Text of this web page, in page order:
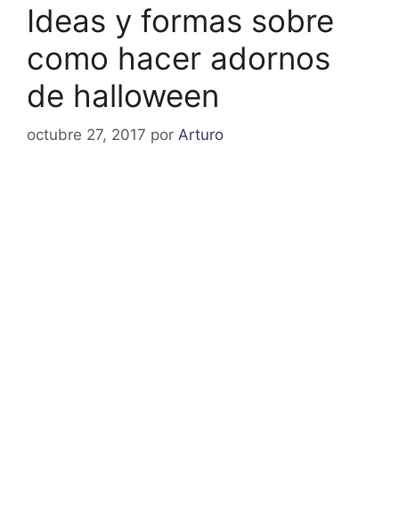
Ideas y formas sobre
como hacer adornos
de halloween
octubre 27, 2017 por Arturo